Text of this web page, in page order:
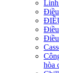
Linh
Điều
Điều
hòa